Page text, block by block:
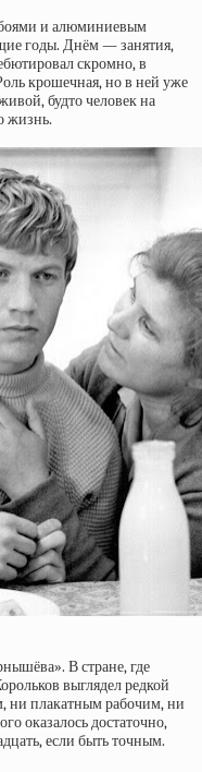
и алюминиевым
годы. Днём — занятия,
скромно, в
крошечная, но в ней уже
будто человек на
жизнь.
В стране, где
выглядел редкой
ни плакатным рабочим, ни
оказалось достаточно,
если быть точным.